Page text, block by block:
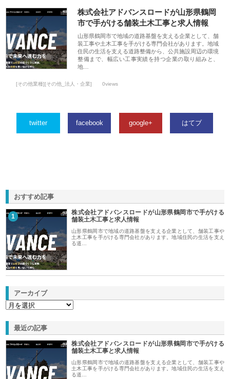
株式会社アドバンスロードが山形県鶴岡
市で手がける舗装土木工事と求人情報
山形県鶴岡市で地域の道路基盤を支える企業として、舗
装工事や土木工事を手がける専門会社があります。地域
住民の生活を支える道路整備から、公共施設周辺の環境
整備まで、幅広い工事実績を持つ企業の取り組みと、
地…
[その他業種][その他_法人・企業] 0views
twitter facebook google+ はてブ
おすすめ記事
1
株式会社アドバンスロードが山形県鶴岡市で手がける
舗装土木工事と求人情報
山形県鶴岡市で地域の道路基盤を支える企業として、舗装工事や
土木工事を手がける専門会社があります。地域住民の生活を支え
る道…
アーカイブ
最近の記事
株式会社アドバンスロードが山形県鶴岡市で手がける
舗装土木工事と求人情報
山形県鶴岡市で地域の道路基盤を支える企業として、舗装工事や
土木工事を手がける専門会社があります。地域住民の生活を支え
る道…